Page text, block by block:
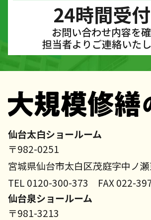
24時間受
お問い合わせ内容を
担当者よりご連絡いたし
仙台太白ショールーム
〒982-0251
宮城県仙台市太白区茂庭字中ノ
TEL 0120-300-373 FAX 022-
仙台泉ショールーム
〒981-3213